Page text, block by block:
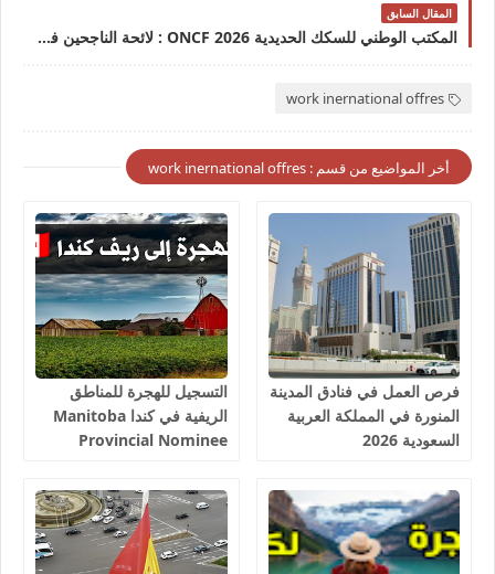
المقال السابق
المكتب الوطني للسكك الحديدية 2026 ONCF : لائحة الناجحين في مباراة توظيف 25 عون شرطة السكك الحديدية
work inernational offres
أخر المواضيع من قسم : work inernational offres
فرص العمل في فنادق المدينة
المنورة في المملكة العربية
السعودية 2026
التسجيل للهجرة للمناطق
الريفية في كندا Manitoba
Provincial Nominee